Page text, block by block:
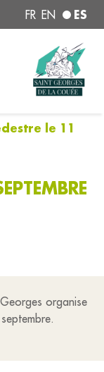
FR EN ES
le 11
organise